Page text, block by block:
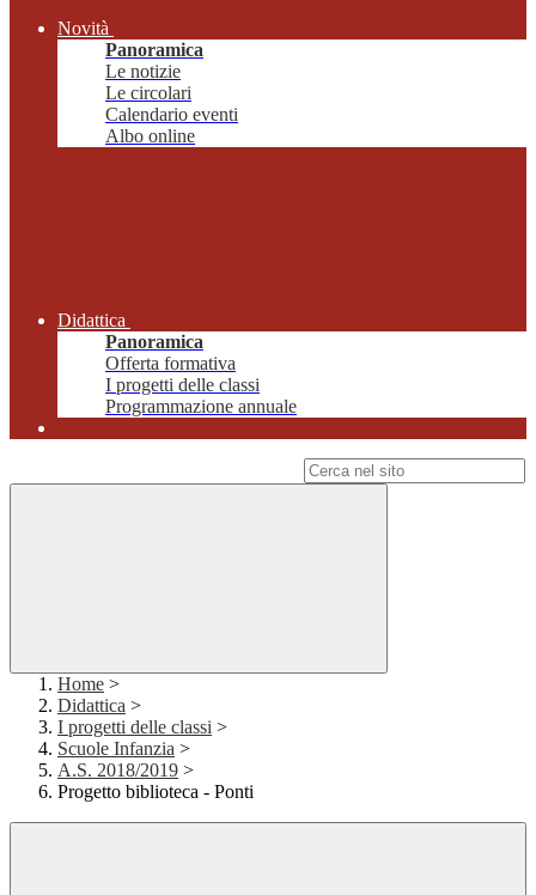
Novità
Panoramica
Le notizie
Le circolari
Calendario eventi
Albo online
Didattica
Panoramica
Offerta formativa
I progetti delle classi
Programmazione annuale
Home >
Didattica >
I progetti delle classi >
Scuole Infanzia >
A.S. 2018/2019 >
Progetto biblioteca - Ponti